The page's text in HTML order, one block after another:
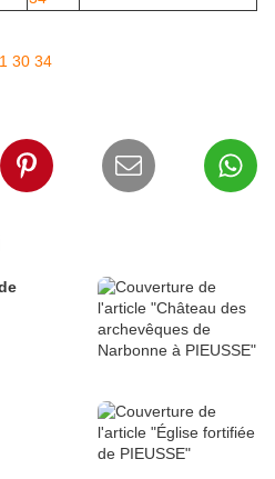
30 34